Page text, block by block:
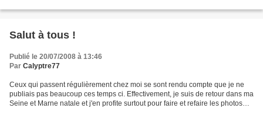
Salut à tous !
Publié le 20/07/2008 à 13:46
Par Calyptre77
Ceux qui passent régulièrement chez moi se sont rendu compte que je ne
publiais pas beaucoup ces temps ci. Effectivement, je suis de retour dans ma
Seine et Marne natale et j'en profite surtout pour faire et refaire les photos